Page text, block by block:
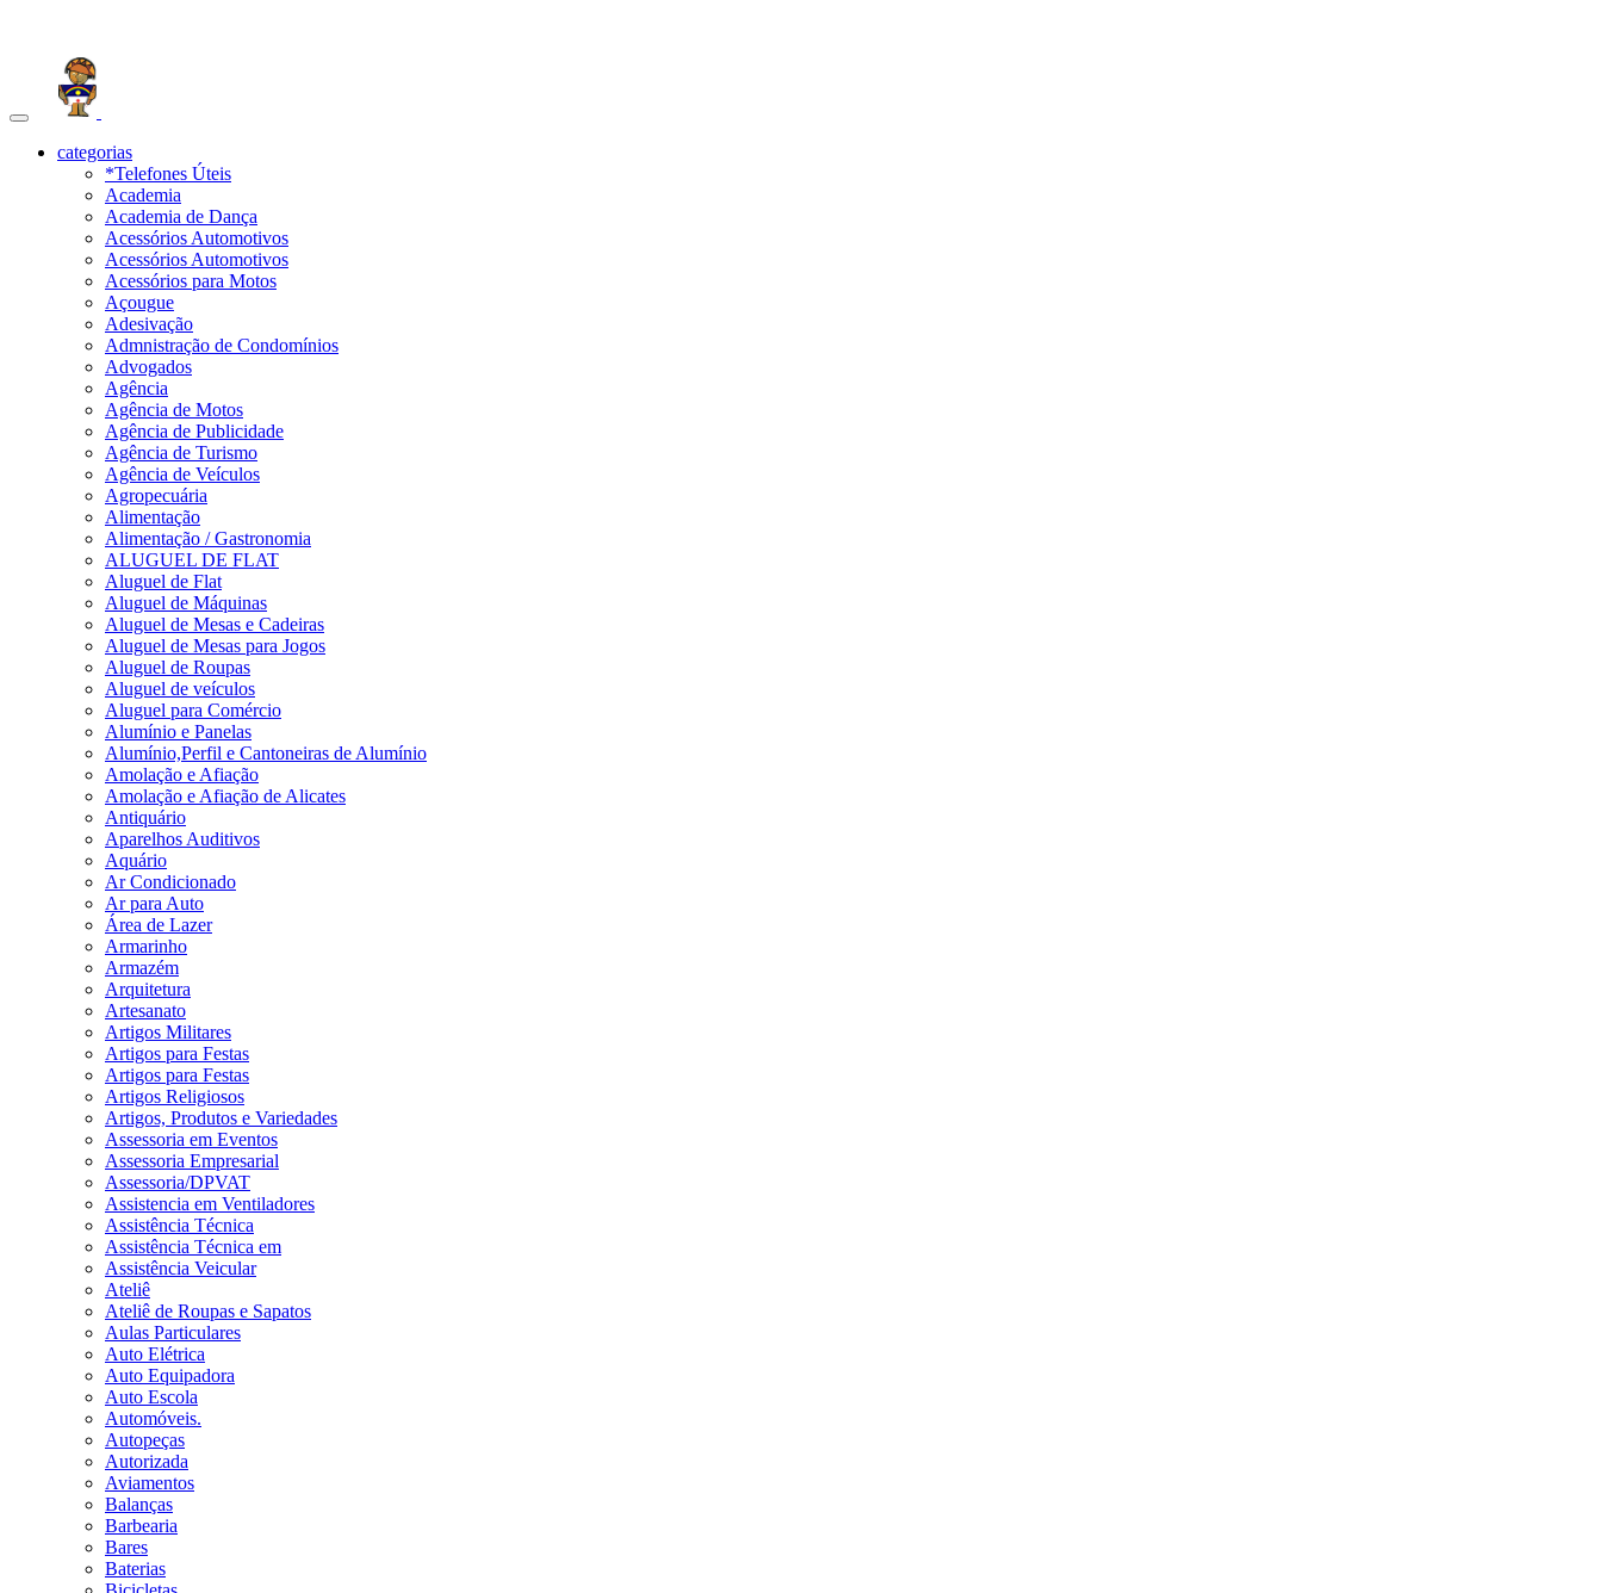
Toggle
navigationcategorias
*Telefones Úteis
Academia
Academia de Dança
Acessórios Automotivos
Acessórios Automotivos
Acessórios para Motos
Açougue
Adesivação
Admnistração de Condomínios
Advogados
Agência
Agência de Motos
Agência de Publicidade
Agência de Turismo
Agência de Veículos
Agropecuária
Alimentação
Alimentação / Gastronomia
ALUGUEL DE FLAT
Aluguel de Flat
Aluguel de Máquinas
Aluguel de Mesas e Cadeiras
Aluguel de Mesas para Jogos
Aluguel de Roupas
Aluguel de veículos
Aluguel para Comércio
Alumínio e Panelas
Alumínio,Perfil e Cantoneiras de Alumínio
Amolação e Afiação
Amolação e Afiação de Alicates
Antiquário
Aparelhos Auditivos
Aquário
Ar Condicionado
Ar para Auto
Área de Lazer
Armarinho
Armazém
Arquitetura
Artesanato
Artigos Militares
Artigos para Festas
Artigos para Festas
Artigos Religiosos
Artigos, Produtos e Variedades
Assessoria em Eventos
Assessoria Empresarial
Assessoria/DPVAT
Assistencia em Ventiladores
Assistência Técnica
Assistência Técnica em
Assistência Veicular
Ateliê
Ateliê de Roupas e Sapatos
Aulas Particulares
Auto Elétrica
Auto Equipadora
Auto Escola
Automóveis.
Autopeças
Autorizada
Aviamentos
Balanças
Barbearia
Bares
Baterias